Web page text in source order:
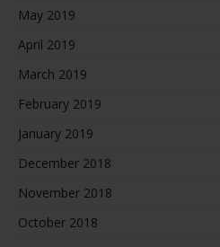
May 2019
April 2019
March 2019
February 2019
January 2019
December 2018
November 2018
October 2018